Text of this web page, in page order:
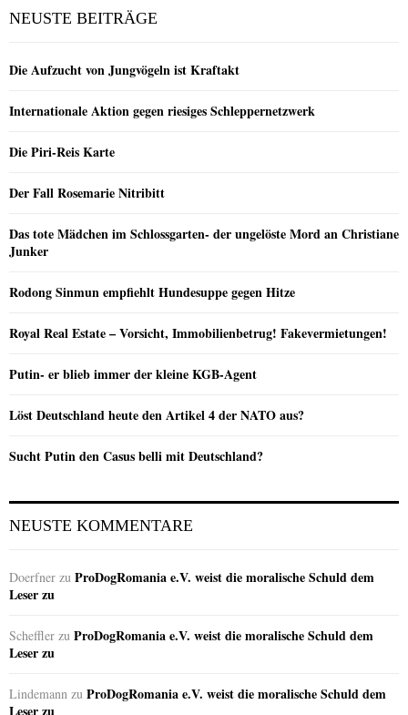
NEUSTE BEITRÄGE
Die Aufzucht von Jungvögeln ist Kraftakt
Internationale Aktion gegen riesiges Schleppernetzwerk
Die Piri-Reis Karte
Der Fall Rosemarie Nitribitt
Das tote Mädchen im Schlossgarten- der ungelöste Mord an Christiane
Junker
Rodong Sinmun empfiehlt Hundesuppe gegen Hitze
Royal Real Estate – Vorsicht, Immobilienbetrug! Fakevermietungen!
Putin- er blieb immer der kleine KGB-Agent
Löst Deutschland heute den Artikel 4 der NATO aus?
Sucht Putin den Casus belli mit Deutschland?
NEUSTE KOMMENTARE
Doerfner zu ProDogRomania e.V. weist die moralische Schuld dem
Leser zu
Scheffler zu ProDogRomania e.V. weist die moralische Schuld dem
Leser zu
Lindemann zu ProDogRomania e.V. weist die moralische Schuld dem
Leser zu